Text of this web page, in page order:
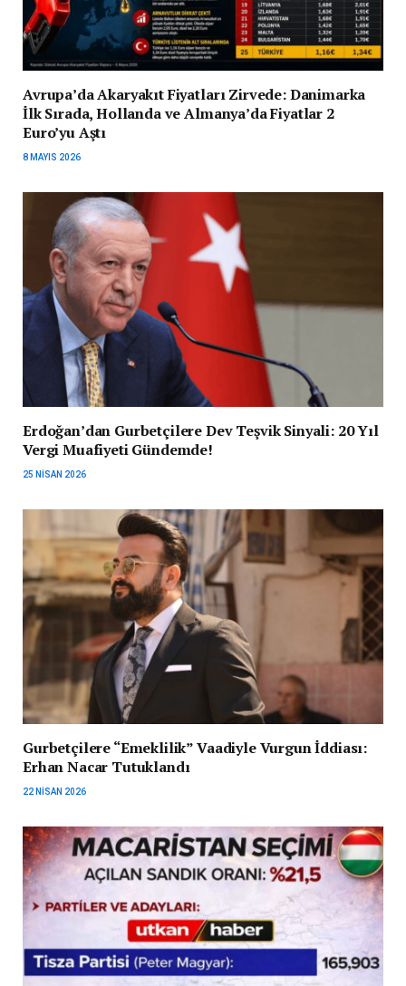
Avrupa’da Akaryakıt Fiyatları Zirvede: Danimarka
İlk Sırada, Hollanda ve Almanya’da Fiyatlar 2
Euro’yu Aştı
8 MAYIS 2026
Erdoğan’dan Gurbetçilere Dev Teşvik Sinyali: 20 Yıl
Vergi Muafiyeti Gündemde!
25 NISAN 2026
Gurbetçilere “Emeklilik” Vaadiyle Vurgun İddiası:
Erhan Nacar Tutuklandı
22 NISAN 2026